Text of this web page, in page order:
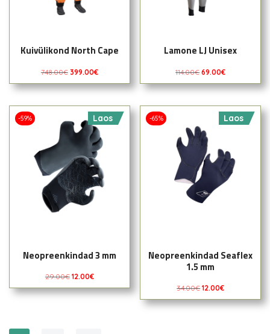
Kuivülikond North Cape
748.00€ 399.00€
Lamone LJ Unisex
114.00€ 69.00€
-59% Laos
Neopreenkindad 3 mm
29.00€ 12.00€
-65% Laos
Neopreenkindad Seaflex
1.5 mm
34.00€ 12.00€